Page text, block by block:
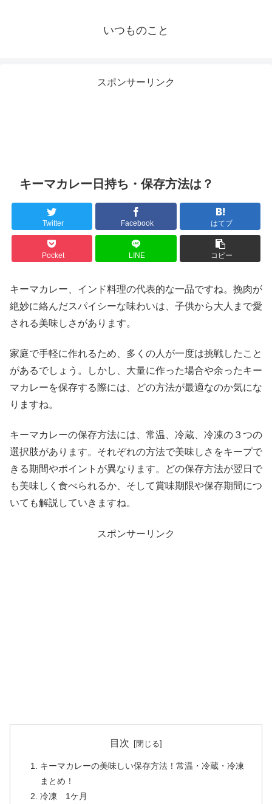
いつものこと
スポンサーリンク
キーマカレー日持ち・保存方法は？
Twitter Facebook はてブ
Pocket LINE コピー
キーマカレー、インド料理の代表的な一品ですね。挽肉が
絶妙に絡んだスパイシーな味わいは、子供から大人まで愛
される美味しさがあります。
家庭で手軽に作れるため、多くの人が一度は挑戦したこと
があるでしょう。しかし、大量に作った場合や余ったキー
マカレーを保存する際には、どの方法が最適なのか気にな
りますね。
キーマカレーの保存方法には、常温、冷蔵、冷凍の３つの
選択肢があります。それぞれの方法で美味しさをキープで
きる期間やポイントが異なります。どの保存方法が翌日で
も美味しく食べられるか、そして賞味期限や保存期間につ
いても解説していきますね。
スポンサーリンク
目次
キーマカレーの美味しい保存方法！常温・冷蔵・冷凍
まとめ！
冷凍 1ケ月